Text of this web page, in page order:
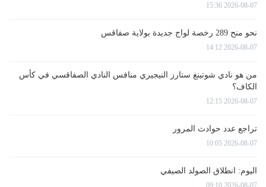
2026-08-07 15:36
نحو منح 289 رخصة لواج جديدة بولاية صفاقس
2026-08-07 14:12
من هو نادي شوتينغ ستارز النيجيري منافس النادي الصفاقسي في كأس
الكاف؟
2026-08-07 12:15
تراجع عدد حوادث المرور
2026-08-07 10:05
اليوم: انطلاق الصولد الصيفي
2026-08-07 09:10